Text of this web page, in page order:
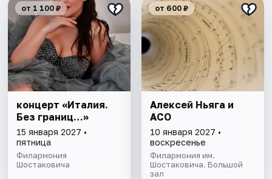
от 1 100 ₽
концерт «Италия.
Без границ…»
15 января 2027 •
пятница
Филармония
Шостаковича
от 600 ₽
Алексей Ньяга и
АСО
10 января 2027 •
воскресенье
Филармония им.
Шостаковича. Большой
зал